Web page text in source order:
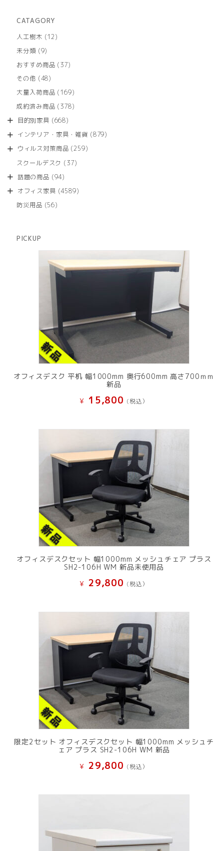
CATAGORY
人工樹木
1212
商
未分類 99
の
商
おすすめ商品 3737
商
その他 4848
の
商
大量入荷商品 169169
の
成約済み商品 378378
商
目的別家具 668668
の
商
インテリア・家具・雑貨 879879
ウィルス対策商品 259259
スクールデスク 3737
商
話題の商品 9494
の
オフィス家具 45894589
防災用品 5656
PICKUP
オフィスデスク 平机 幅1000mm 奥行600mm 高さ700ｍｍ
新品
¥ 15,800 (税込）
オフィスデスクセット 幅1000mm メッシュチェア プラス
SH2-106H WM 新品未使用品
¥ 29,800 (税込）
限定2セット オフィスデスクセット 幅1000mm メッシュチ
ェア プラス SH2-106H WM 新品
¥ 29,800 (税込）